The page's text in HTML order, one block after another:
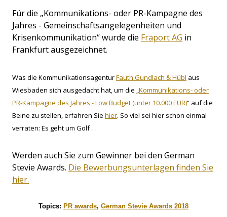
Für die „Kommunikations- oder PR-Kampagne des
Jahres - Gemeinschaftsangelegenheiten und
Krisenkommunikation“ wurde die Fraport AG in
Frankfurt ausgezeichnet.
Was die KommunikationsagenturFauth Gundlach & Hübl aus
Wiesbaden sich ausgedacht hat, um die „Kommunikations- oder
PR-Kampagne des Jahres - Low Budget (unter 10.000 EUR)“ auf die
Beine zu stellen, erfahren Sie hier. So viel sei hier schon einmal
verraten: Es geht um Golf …
Werden auch Sie zum Gewinner bei den German
Stevie Awards. Die Bewerbungsunterlagen finden Sie
hier.
Topics: PR awards, German Stevie Awards 2018